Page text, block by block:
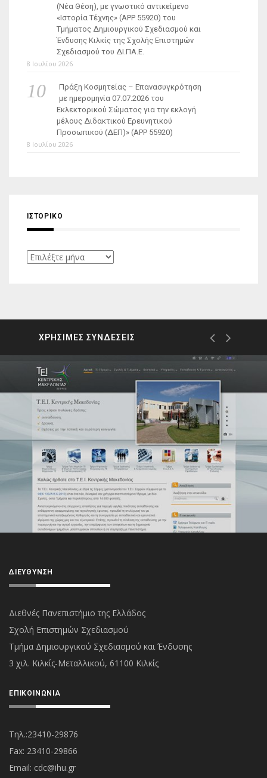
(Νέα Θέση), με γνωστικό αντικείμενο
«Ιστορία Τέχνης» (ΑΡΡ 55920) του
Τμήματος Δημιουργικού Σχεδιασμού και
Ένδυσης Κιλκίς της Σχολής Επιστημών
Σχεδιασμού του ΔΙ.ΠΑ.Ε.
8 Ιουλίου 2026
Πράξη Κοσμητείας – Επανασυγκρότηση
με ημερομηνία 07.07.2026 του
Εκλεκτορικού Σώματος για την εκλογή
μέλους Διδακτικού Ερευνητικού
Προσωπικού (ΔΕΠ)» (APP 55920)
8 Ιουλίου 2026
ΙΣΤΟΡΙΚΌ
Ιστορικό
ΧΡΗΣΙΜΕΣ ΣΥΝΔΕΣΕΙΣ
ΔΙΕΎΘΥΝΣΗ
Διεθνές Πανεπιστήμιο της Ελλάδος
Σχολή Επιστημών Σχεδιασμού
Τμήμα Δημιουργικού Σχεδιασμού και Ένδυσης
3 χιλ. Κιλκίς-Μεταλλικού, 61100 Κιλκίς
ΕΠΙΚΟΙΝΩΝΊΑ
Τηλ.:23410-29876
Fax: 23410-29866
Εmail: cdc@ihu.gr